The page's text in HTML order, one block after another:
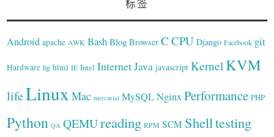
标签
Android apache AWK Bash Blog Browser C CPU Django Facebook git
Hardware hg html IE Intel InternetJava javascript Kernel KVM
lifeLinux Mac mercurial MySQLNginx Performance PHP
Python QA QEMUreading RPM SCM Shelltesting